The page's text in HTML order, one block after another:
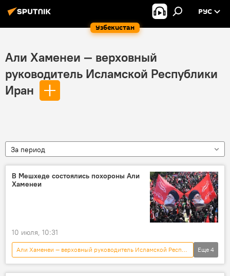
Узбекистан
РУС
Али Хаменеи — верховный
руководитель Исламской Республики
Иран
За период
В Мешхеде состоялись похороны Али
Хаменеи
10 июля, 10:31
Али Хаменеи — верховный руководитель Исламской Республики Иран
Иран
похороны
траур
Еще 4